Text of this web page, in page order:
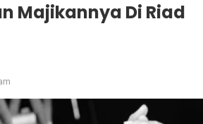
Majikannya Di Riad